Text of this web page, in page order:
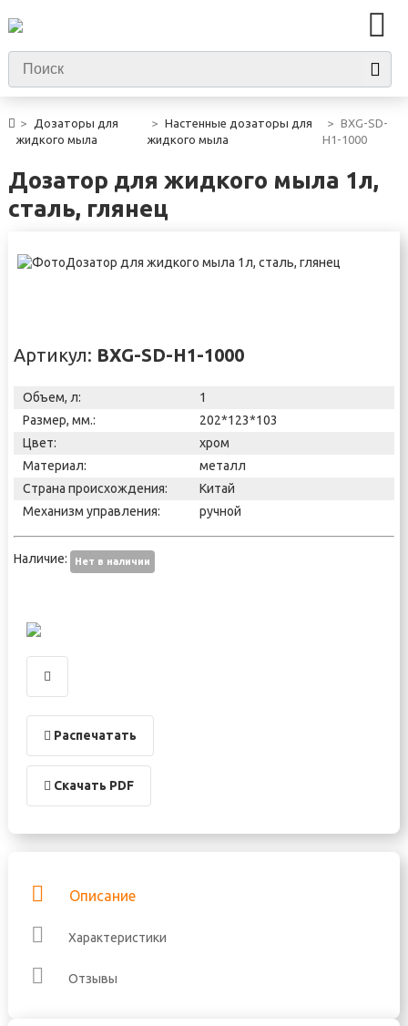
Дозаторы для
жидкого мыла
Настенные дозаторы для
жидкого мыла
BXG-SD-
H1-1000
Дозатор для жидкого мыла 1л,
сталь, глянец
Артикул: BXG-SD-H1-1000
Объем, л:
1
Размер, мм.:
202*123*103
Цвет:
хром
Материал:
металл
Страна происхождения:
Китай
Механизм управления:
ручной
Наличие: Нет в наличии
Распечатать
Скачать PDF
Описание
Характеристики
Отзывы